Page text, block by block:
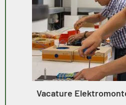
Vacature